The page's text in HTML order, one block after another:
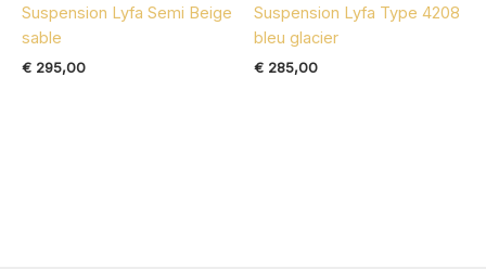
Suspension Lyfa Semi Beige
sable
€ 295,00
Suspension Lyfa Type 4208
bleu glacier
€ 285,00